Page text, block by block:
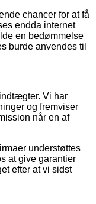
chancer for at få
endda internet
en bedømmelse
burde anvendes til
Vi har
og fremviser
når en af
understøttes
at give garantier
efter at vi sidst